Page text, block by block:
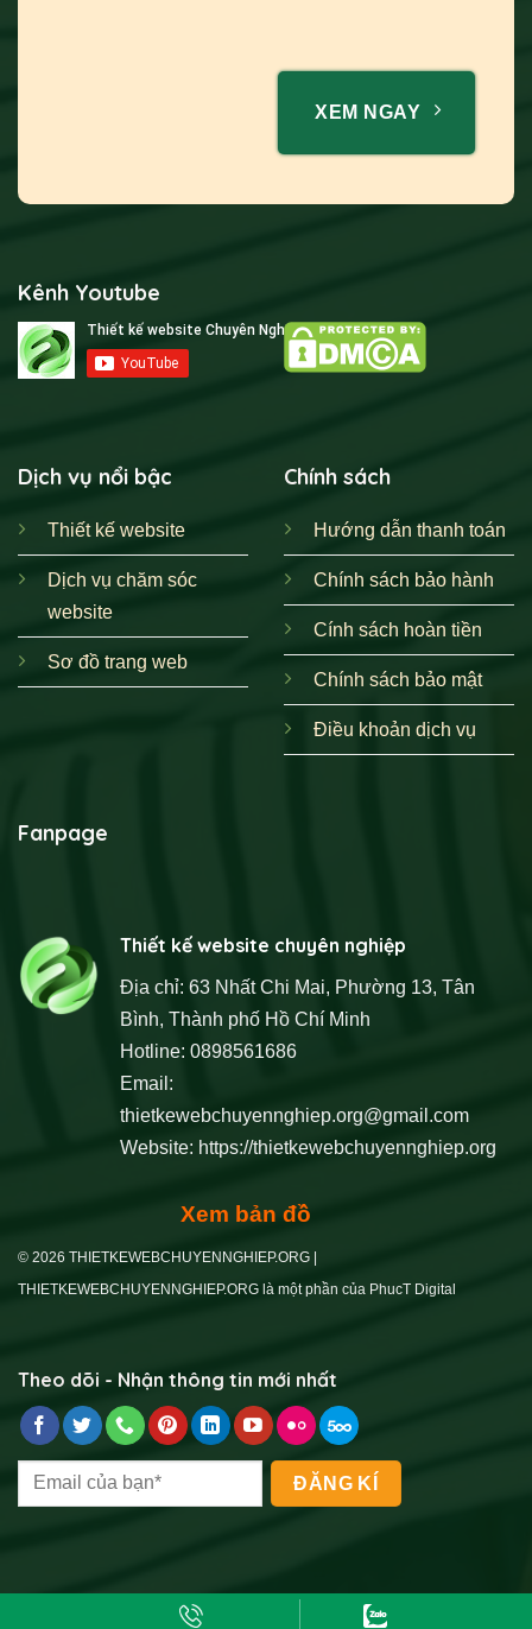
XEM NGAY
Kênh Youtube
Dịch vụ nổi bậc
Thiết kế website
Dịch vụ chăm sóc
website
Sơ đồ trang web
Chính sách
Hướng dẫn thanh toán
Chính sách bảo hành
Cính sách hoàn tiền
Chính sách bảo mật
Điều khoản dịch vụ
Fanpage
Thiết kế website chuyên nghiệp
Địa chỉ: 63 Nhất Chi Mai, Phường 13, Tân
Bình, Thành phố Hồ Chí Minh
Hotline: 0898561686
Email:
thietkewebchuyennghiep.org@gmail.com
Website: https://thietkewebchuyennghiep.org
Xem bản đồ
© 2026 THIETKEWEBCHUYENNGHIEP.ORG |
THIETKEWEBCHUYENNGHIEP.ORG là một phần của PhucT Digital
Theo dõi - Nhận thông tin mới nhất